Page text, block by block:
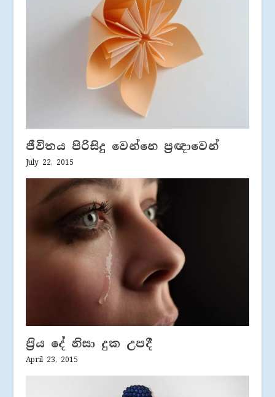
ජීවිතය පිරිසිදු වෙන්නෙ ප‍්‍රඥාවෙන්
July 22, 2015
ප‍්‍රිය දේ නිසා දුක උපදී
April 23, 2015